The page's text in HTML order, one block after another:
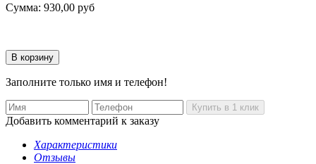
Сумма: 930,00 руб
Заполните только имя и телефон!
Добавить комментарий к заказу
Характеристики
Отзывы